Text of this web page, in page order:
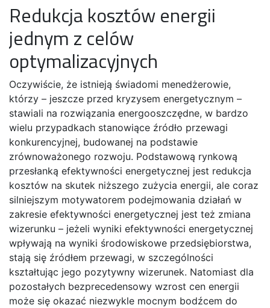
Redukcja kosztów energii
jednym z celów
optymalizacyjnych
Oczywiście, że istnieją świadomi menedżerowie,
którzy – jeszcze przed kryzysem energetycznym –
stawiali na rozwiązania energooszczędne, w bardzo
wielu przypadkach stanowiące źródło przewagi
konkurencyjnej, budowanej na podstawie
zrównoważonego rozwoju. Podstawową rynkową
przesłanką efektywności energetycznej jest redukcja
kosztów na skutek niższego zużycia energii, ale coraz
silniejszym motywatorem podejmowania działań w
zakresie efektywności energetycznej jest też zmiana
wizerunku – jeżeli wyniki efektywności energetycznej
wpływają na wyniki środowiskowe przedsiębiorstwa,
stają się źródłem przewagi, w szczególności
kształtując jego pozytywny wizerunek. Natomiast dla
pozostałych bezprecedensowy wzrost cen energii
może się okazać niezwykle mocnym bodźcem do